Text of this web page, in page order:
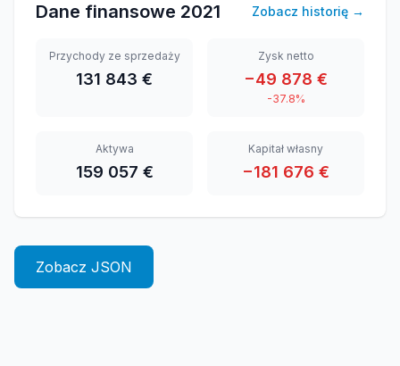
Dane finansowe 2021 Zobacz historię →
Przychody ze sprzedaży
131 843 €
Zysk netto
−49 878 €
-37.8%
Aktywa
159 057 €
Kapitał własny
−181 676 €
Zobacz JSON